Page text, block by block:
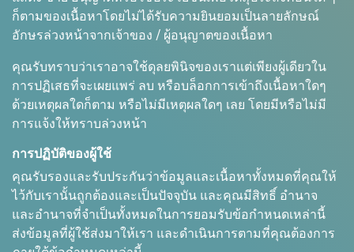
ก็ตามของเนื้อหาโดยไม่ได้รับความยินยอมเป็นลายลักษณ์
อักษรล่วงหน้าจากเจ้าของ / ผู้อนุญาตของเนื้อหา
คุณรับทราบว่าเราอาจใช้ดุลยพินิจของเราแต่เพียงผู้เดียวใน
การปฏิเสธที่จะเผยแพร่ ลบ หรือบล็อกการเข้าถึงเนื้อหาใดๆ
ด้วยเหตุผลใดก็ตาม หรือไม่มีเหตุผลใดๆ เลย โดยมีหรือไม่มี
การแจ้งให้ทราบล่วงหน้า
การปฏิบัติของผู้ใช้
คุณรับรองและรับประกันว่าข้อมูลและเนื้อหาทั้งหมดที่คุณให้
ไว้กับเรานั้นถูกต้องและเป็นปัจจุบัน และคุณมีสิทธิ์ อำนาจ
และอำนาจที่จำเป็นทั้งหมดในการยอมรับข้อกำหนดเหล่านี้
ส่งข้อมูลที่ผู้ใช้ส่งมาให้เรา และดำเนินการตามที่คุณต้องการ